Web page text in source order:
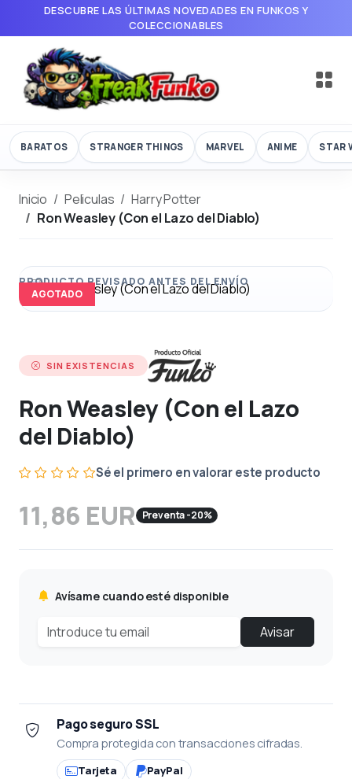
DESCUBRE LAS ÚLTIMAS NOVEDADES EN FUNKOS Y
COLECCIONABLES
BARATOS STRANGER THINGS MARVEL ANIME STAR
Inicio Peliculas
Harry Potter
Ron Weasley (Con el Lazo del Diablo)
AGOTADO
SIN EXISTENCIAS
Ron Weasley (Con el Lazo
del Diablo)
Sé el primero en valorar este producto
11,86 EUR Preventa -20%
Avísame cuando esté disponible
Avisar
Pago seguro SSL
Compra protegida con transacciones cifradas.
Tarjeta PayPal